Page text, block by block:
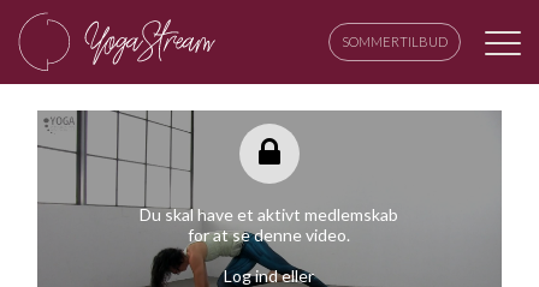
SOMMERTILBUD
Du skal have et aktivt medlemskab
for at se denne video.
Log ind eller